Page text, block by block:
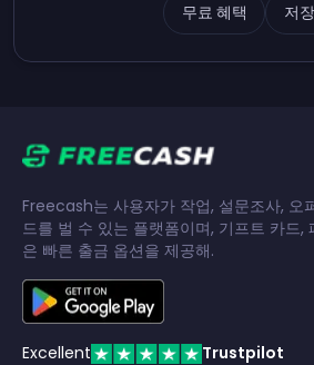
무료 혜택 저장
Freecash는 사용자가 작업, 설문조사, 오
드를 벌 수 있는 플랫폼이며, 기프트 카드,
은 빠른 출금 옵션을 제공해.
Excellent Trustpilot